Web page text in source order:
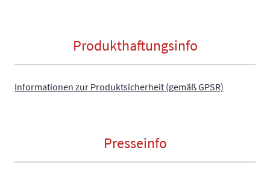
Produkthaftungsinfo
Informationen zur Produktsicherheit (gemäß GPSR)
Presseinfo